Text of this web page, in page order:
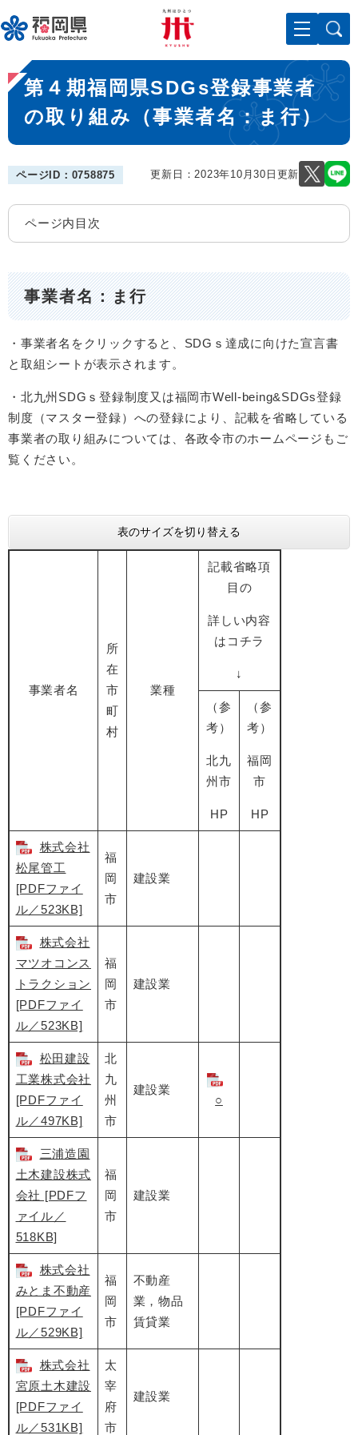
ー
ジ
先
頭
。
メニューを飛ばして本文へ
本
文
第４期福岡県SDGs登録事業者
の取り組み（事業者名：ま行）
ページID：0758875 更新日：2023年10月30日更新
ページ内目次
事業者名：ま行
・事業者名をクリックすると、SDGｓ達成に向けた宣言書
と取組シートが表示されます。
・北九州SDGｓ登録制度又は福岡市Well-being&SDGs登録
制度（マスター登録）への登録により、記載を省略している
事業者の取り組みについては、各政令市のホームページもご
覧ください。
表のサイズを切り替える
事業者名
所
在
市
町
村
業種
記載省略項
目の
詳しい内容
はコチラ
↓
（参
考）
北九
州市
HP
（参
考）
福岡
市
HP
株式会社
松尾管工
[PDFファイ
ル／523KB]
福
岡
市
建設業
株式会社
マツオコンス
トラクション
[PDFファイ
ル／523KB]
福
岡
市
建設業
松田建設
工業株式会社
[PDFファイ
ル／497KB]
北
九
州
市
建設業
○
三浦造園
土木建設株式
会社 [PDFフ
ァイル／
518KB]
福
岡
市
建設業
株式会社
みとま不動産
[PDFファイ
ル／529KB]
福
岡
市
不動産
業，物品
賃貸業
株式会社
宮原土木建設
[PDFファイ
ル／531KB]
太
宰
府
市
建設業